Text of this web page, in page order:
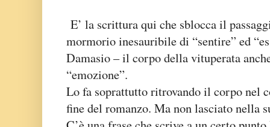
E’ la scrittura qui che sblocca il
mormorio inesauribile di “sentire” ed
Damasio – il corpo della vituperata
“emozione”.
Lo fa soprattutto ritrovando il corpo nel
fine del romanzo. Ma non lasciato nella